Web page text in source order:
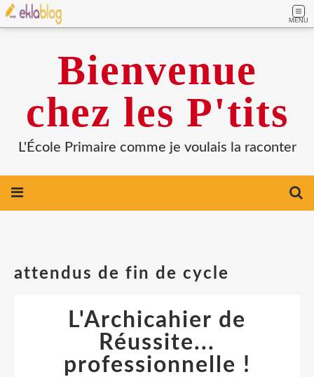
MENU
Bienvenue
chez les P'tits
L'École Primaire comme je voulais la raconter
attendus de fin de cycle
L'Archicahier de
Réussite...
professionnelle !